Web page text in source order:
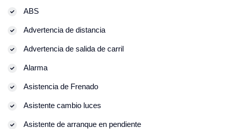
ABS
Advertencia de distancia
Advertencia de salida de carril
Alarma
Asistencia de Frenado
Asistente cambio luces
Asistente de arranque en pendiente